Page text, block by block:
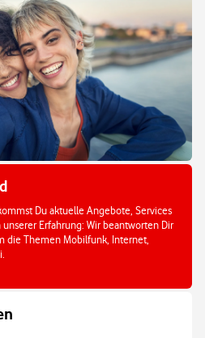
Du aktuelle Angebote, Services
Erfahrung: Wir beantworten Dir
die Themen Mobilfunk, Internet,